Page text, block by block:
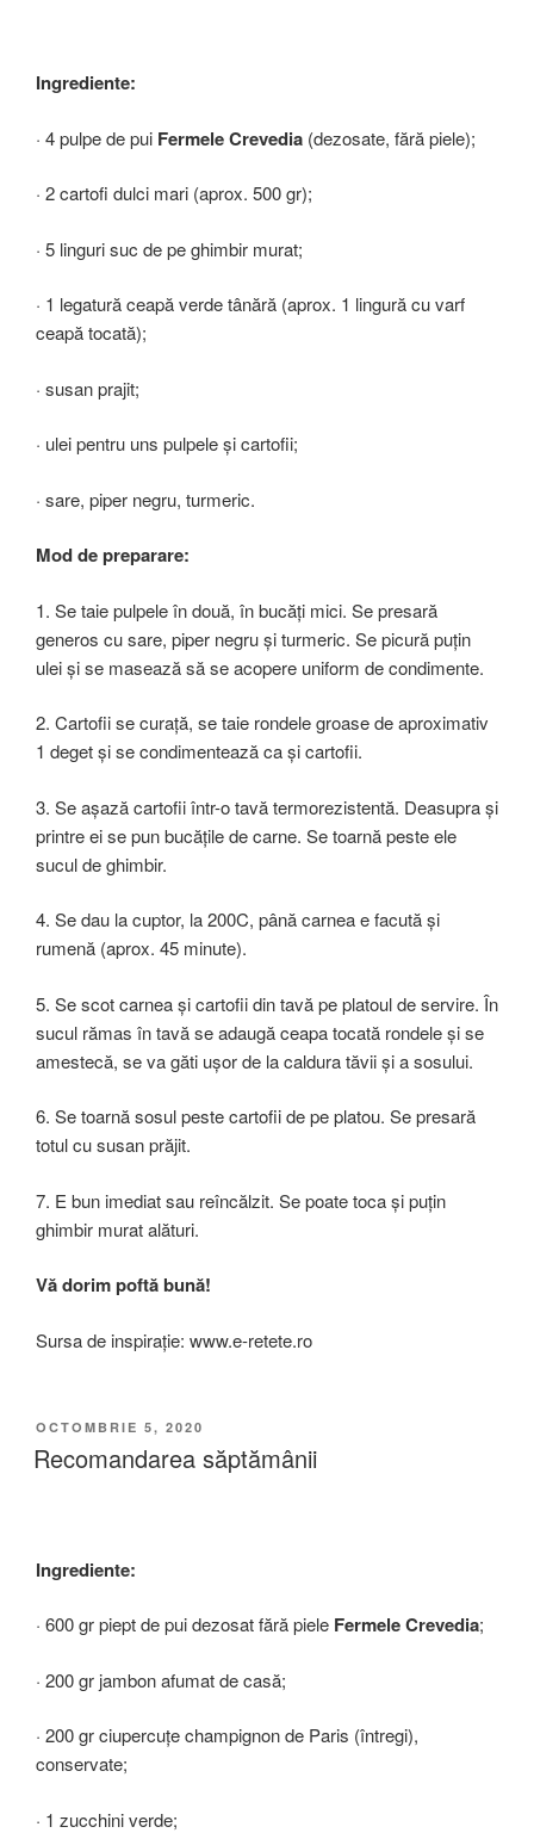
Ingrediente:
· 4 pulpe de pui Fermele Crevedia (dezosate, fără piele);
· 2 cartofi dulci mari (aprox. 500 gr);
· 5 linguri suc de pe ghimbir murat;
· 1 legatură ceapă verde tânără (aprox. 1 lingură cu varf
ceapă tocată);
· susan prajit;
· ulei pentru uns pulpele și cartofii;
· sare, piper negru, turmeric.
Mod de preparare:
1. Se taie pulpele în două, în bucăți mici. Se presară
generos cu sare, piper negru și turmeric. Se picură puțin
ulei și se masează să se acopere uniform de condimente.
2. Cartofii se curață, se taie rondele groase de aproximativ
1 deget și se condimentează ca și cartofii.
3. Se așază cartofii într-o tavă termorezistentă. Deasupra și
printre ei se pun bucățile de carne. Se toarnă peste ele
sucul de ghimbir.
4. Se dau la cuptor, la 200C, până carnea e facută și
rumenă (aprox. 45 minute).
5. Se scot carnea și cartofii din tavă pe platoul de servire. În
sucul rămas în tavă se adaugă ceapa tocată rondele și se
amestecă, se va găti ușor de la caldura tăvii și a sosului.
6. Se toarnă sosul peste cartofii de pe platou. Se presară
totul cu susan prăjit.
7. E bun imediat sau reîncălzit. Se poate toca și puțin
ghimbir murat alături.
Vă dorim poftă bună!
Sursa de inspirație: www.e-retete.ro
PUBLICAT
PE
OCTOMBRIE 5, 2020
Recomandarea săptămânii
Ingrediente:
· 600 gr piept de pui dezosat fără piele Fermele Crevedia;
· 200 gr jambon afumat de casă;
· 200 gr ciupercuțe champignon de Paris (întregi),
conservate;
· 1 zucchini verde;